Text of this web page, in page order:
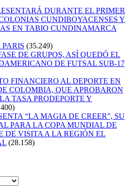
DURANTE EL PRIMER
CUNDIBOYACENSES Y
EN TABIO CUNDINAMARCA
(35.249)
DE GRUPOS, ASÍ QUEDÓ EL
DE FUTSAL SUB-17
FINANCIERO AL DEPORTE EN
COLOMBIA, QUE APROBARON
TASA PRODEPORTE Y
“LA MAGIA DE CREER”, SU
PARA LA COPA MUNDIAL DE
DE VISITA A LA REGIÓN EL
(28.158)